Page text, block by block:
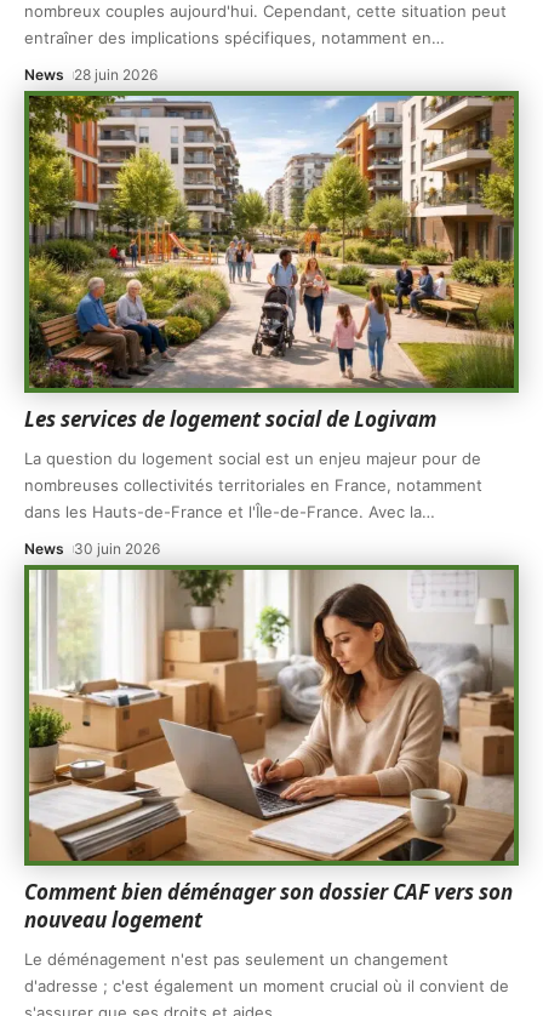
nombreux couples aujourd'hui. Cependant, cette situation peut
entraîner des implications spécifiques, notamment en…
News 28 juin 2026
Les services de logement social de Logivam
La question du logement social est un enjeu majeur pour de
nombreuses collectivités territoriales en France, notamment
dans les Hauts-de-France et l'Île-de-France. Avec la…
News 30 juin 2026
Comment bien déménager son dossier CAF vers son
nouveau logement
Le déménagement n'est pas seulement un changement
d'adresse ; c'est également un moment crucial où il convient de